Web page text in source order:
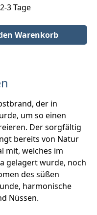
3 Tage
Wert ein oder benutze
Warenkorb
der in
um so einen
Der sorgfältig
bereits von Natur
mit, welches im
gelagert wurde, noch
des süßen
harmonische
Nüssen.